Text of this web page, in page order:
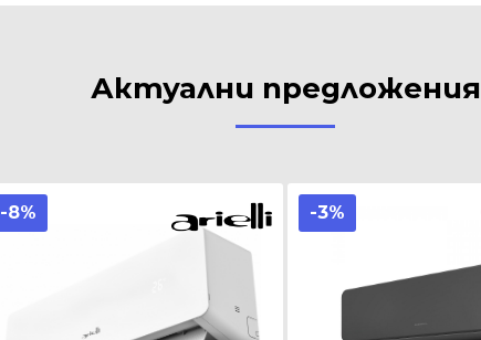
Актуални предложения
-8% -3%